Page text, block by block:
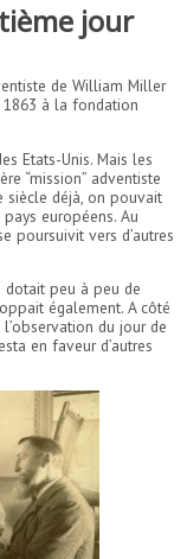
jour
de William Miller
1863 à la fondation
Etats-Unis. Mais les
“mission” adventiste
siècle déjà, on pouvait
européens. Au
poursuivit vers d’autres
dotait peu à peu de
également. A côté
du jour de
en faveur d’autres